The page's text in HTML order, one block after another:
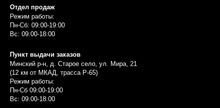
Отдел продаж
Режим работы:
Пн-Сб: 09:00-19:00
Вс: 09:00-18:00
Пункт выдачи заказов
Минский р-н, д. Старое село, ул. Мира, 21
(12 км от МКАД, трасса P-65)
Режим работы:
Пн-Сб 09:00-19:00
Вс: 09:00-18:00